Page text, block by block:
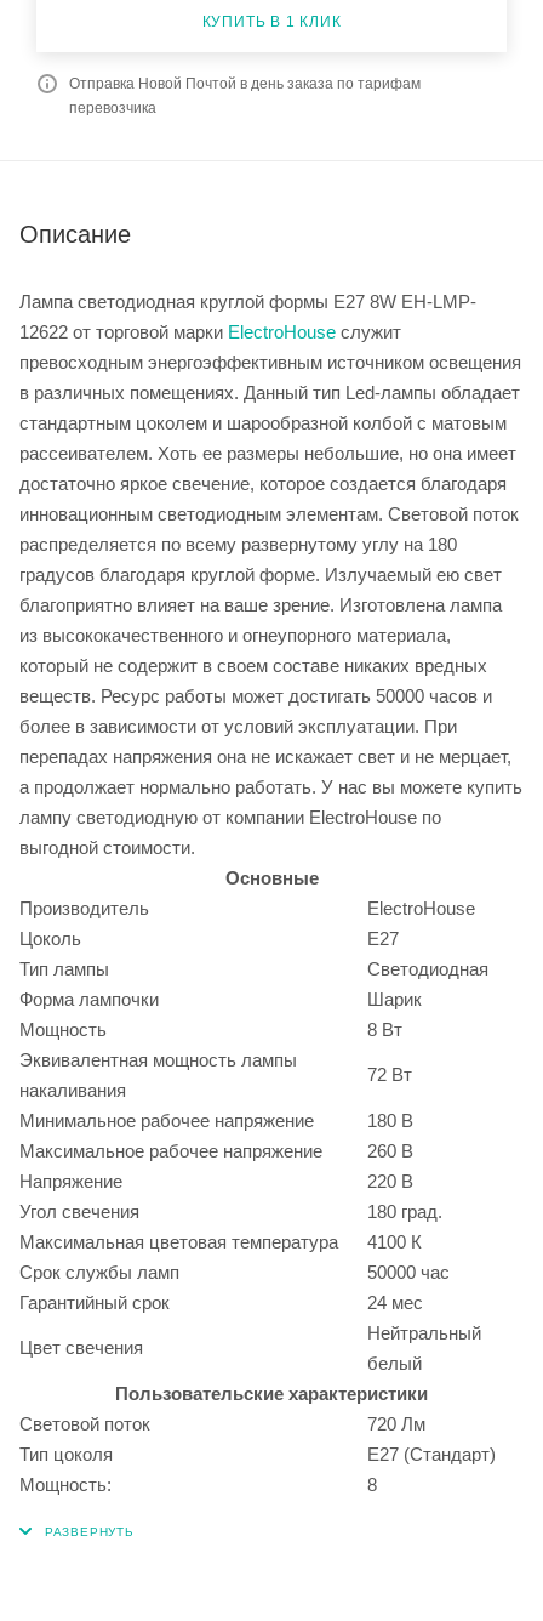
КУПИТЬ В 1 КЛИК
Отправка Новой Почтой в день заказа по тарифам
перевозчика
Описание
Лампа светодиодная круглой формы E27 8W EH-LMP-
12622 от торговой марки ElectroHouse служит
превосходным энергоэффективным источником освещения
в различных помещениях. Данный тип Led-лампы обладает
стандартным цоколем и шарообразной колбой с матовым
рассеивателем. Хоть ее размеры небольшие, но она имеет
достаточно яркое свечение, которое создается благодаря
инновационным светодиодным элементам. Световой поток
распределяется по всему развернутому углу на 180
градусов благодаря круглой форме. Излучаемый ею свет
благоприятно влияет на ваше зрение. Изготовлена лампа
из высококачественного и огнеупорного материала,
который не содержит в своем составе никаких вредных
веществ. Ресурс работы может достигать 50000 часов и
более в зависимости от условий эксплуатации. При
перепадах напряжения она не искажает свет и не мерцает,
а продолжает нормально работать. У нас вы можете купить
лампу светодиодную от компании ElectroHouse по
выгодной стоимости.
Основные
Производитель
ElectroHouse
Цоколь
E27
Тип лампы
Светодиодная
Форма лампочки
Шарик
Мощность
8 Вт
Эквивалентная мощность лампы
накаливания
72 Вт
Минимальное рабочее напряжение
180 В
Максимальное рабочее напряжение
260 В
Напряжение
220 В
Угол свечения
180 град.
Максимальная цветовая температура
4100 К
Срок службы ламп
50000 час
Гарантийный срок
24 мес
Цвет свечения
Нейтральный
белый
Пользовательские характеристики
Световой поток
720 Лм
Тип цоколя
E27 (Стандарт)
Мощность:
8